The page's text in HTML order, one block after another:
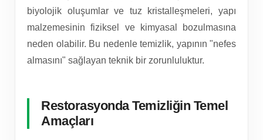
biyolojik oluşumlar ve tuz kristalleşmeleri, yapı
malzemesinin fiziksel ve kimyasal bozulmasına
neden olabilir. Bu nedenle temizlik, yapının "nefes
almasını" sağlayan teknik bir zorunluluktur.
Restorasyonda Temizliğin Temel
Amaçları